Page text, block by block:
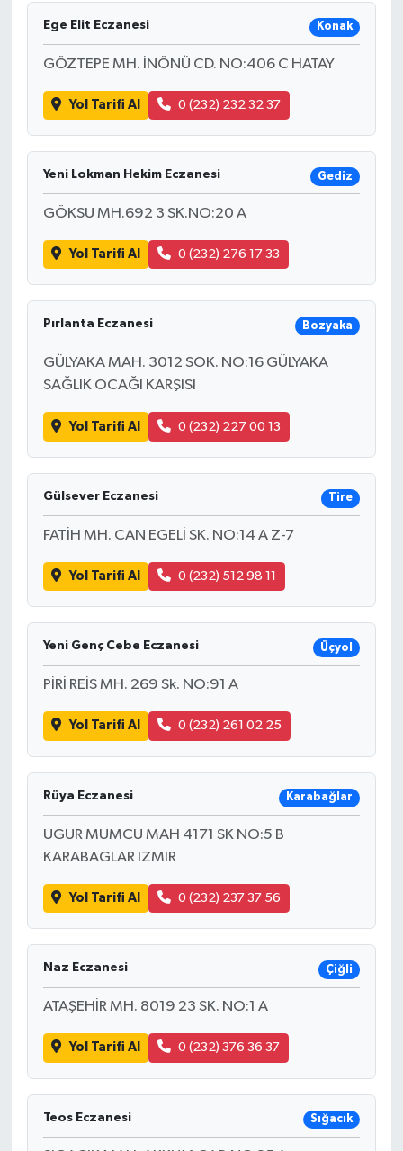
Ege Elit Eczanesi Konak
GÖZTEPE MH. İNÖNÜ CD. NO:406 C HATAY
Yol Tarifi Al 0 (232) 232 32 37
Yeni Lokman Hekim Eczanesi Gediz
GÖKSU MH.692 3 SK.NO:20 A
Yol Tarifi Al 0 (232) 276 17 33
Pırlanta Eczanesi Bozyaka
GÜLYAKA MAH. 3012 SOK. NO:16 GÜLYAKA
SAĞLIK OCAĞI KARŞISI
Yol Tarifi Al 0 (232) 227 00 13
Gülsever Eczanesi Tire
FATİH MH. CAN EGELİ SK. NO:14 A Z-7
Yol Tarifi Al 0 (232) 512 98 11
Yeni Genç Cebe Eczanesi Üçyol
PİRİ REİS MH. 269 Sk. NO:91 A
Yol Tarifi Al 0 (232) 261 02 25
Rüya Eczanesi Karabağlar
UGUR MUMCU MAH 4171 SK NO:5 B
KARABAGLAR IZMIR
Yol Tarifi Al 0 (232) 237 37 56
Naz Eczanesi Çiğli
ATAŞEHİR MH. 8019 23 SK. NO:1 A
Yol Tarifi Al 0 (232) 376 36 37
Teos Eczanesi Sığacık